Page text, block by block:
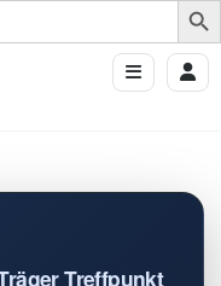
Treffpunkt